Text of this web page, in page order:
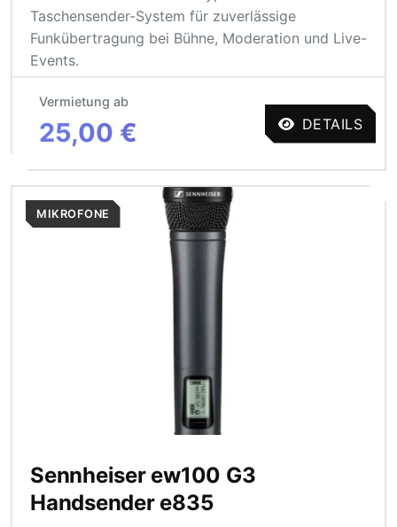
Taschensender-System für zuverlässige
Funkübertragung bei Bühne, Moderation und Live-
Events.
Vermietung ab
25,00 € DETAILS
MIKROFONE
Sennheiser ew100 G3
Handsender e835